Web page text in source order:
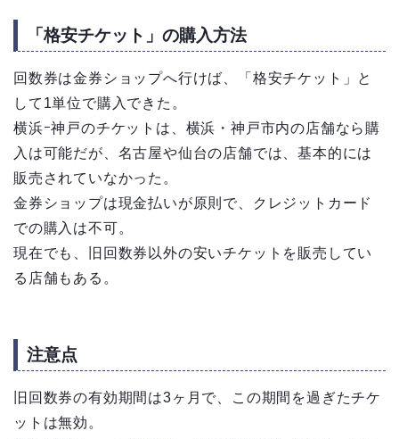
「格安チケット」の購入方法
回数券は金券ショップへ行けば、「格安チケット」と
して1単位で購入できた。
横浜ｰ神戸のチケットは、横浜・神戸市内の店舗なら購
入は可能だが、名古屋や仙台の店舗では、基本的には
販売されていなかった。
金券ショップは現金払いが原則で、クレジットカード
での購入は不可。
現在でも、旧回数券以外の安いチケットを販売してい
る店舗もある。
注意点
旧回数券の有効期間は3ヶ月で、この期間を過ぎたチケ
ットは無効。